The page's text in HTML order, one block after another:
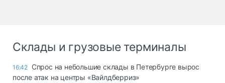
Склады и грузовые терминалы
16:42 Спрос на небольшие склады в Петербурге вырос
после атак на центры «Вайлдберриз»